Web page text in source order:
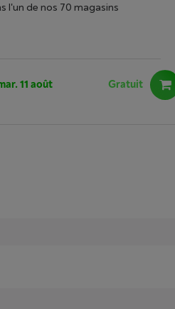
l'un de nos 70 magasins
11 août Gratuit